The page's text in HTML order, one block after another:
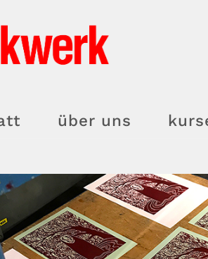
über uns